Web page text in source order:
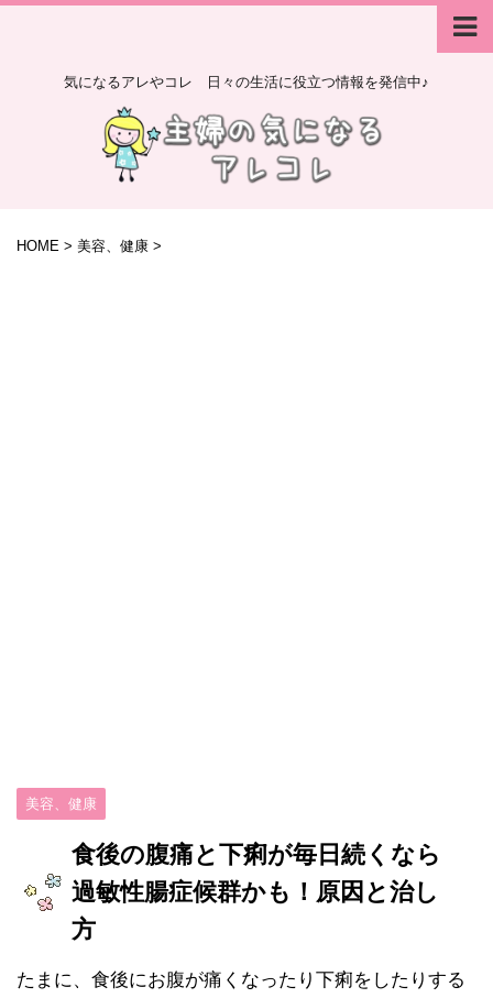
気になるアレやコレ 日々の生活に役立つ情報を発信中♪
HOME > 美容、健康 >
美容、健康
食後の腹痛と下痢が毎日続くなら
過敏性腸症候群かも！原因と治し
方
たまに、食後にお腹が痛くなったり下痢をしたりする